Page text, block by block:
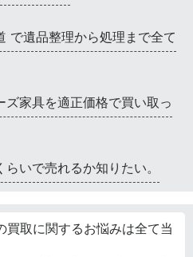
で遺品整理から処理まで全て
ズ家具を適正価格で買い取っ
いで売れるか知りたい。
取に関するお悩みは全て当